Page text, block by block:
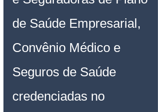
de Saúde Empresarial,
Convênio Médico e
Seguros de Saúde
credenciadas no